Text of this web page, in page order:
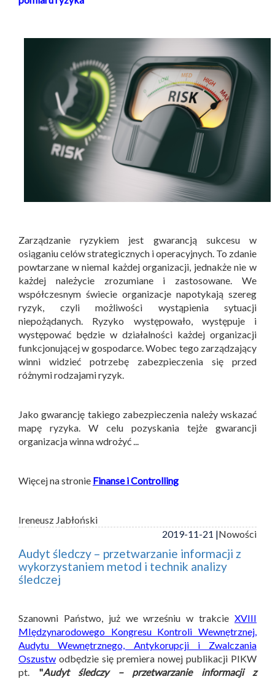
Zarządzanie ryzykiem jest gwarancją sukcesu w
osiąganiu celów strategicznych i operacyjnych. To zdanie
powtarzane w niemal każdej organizacji, jednakże nie w
każdej należycie zrozumiane i zastosowane. We
współczesnym świecie organizacje napotykają szereg
ryzyk, czyli możliwości wystąpienia sytuacji
niepożądanych. Ryzyko występowało, występuje i
występować będzie w działalności każdej organizacji
funkcjonującej w gospodarce. Wobec tego zarządzający
winni widzieć potrzebę zabezpieczenia się przed
różnymi rodzajami ryzyk.
Jako gwarancję takiego zabezpieczenia należy wskazać
mapę ryzyka. W celu pozyskania tejże gwarancji
organizacja winna wdrożyć ...
Więcej na stronie Finanse i Controlling
Ireneusz Jabłoński
2019-11-21 |Nowości
Audyt śledczy – przetwarzanie informacji z
wykorzystaniem metod i technik analizy
śledczej
Szanowni Państwo, już we wrześniu w trakcie XVIII
MIędzynarodowego Kongresu Kontroli Wewnętrznej,
Audytu Wewnętrznego, Antykorupcji i Zwalczania
Oszustw odbędzie się premiera nowej publikacji PIKW
pt. "Audyt śledczy – przetwarzanie informacji z